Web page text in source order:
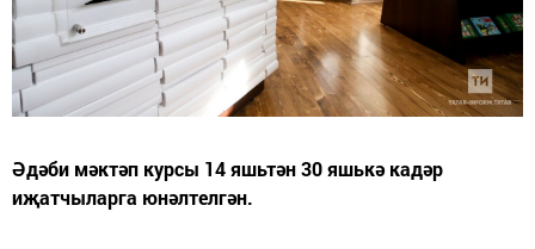
Әдәби мәктәп курсы 14 яшьтән 30 яшькә кадәр
иҗатчыларга юнәлтелгән.